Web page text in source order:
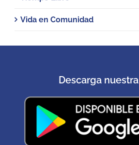
Vida en Comunidad
Descarga nuestra